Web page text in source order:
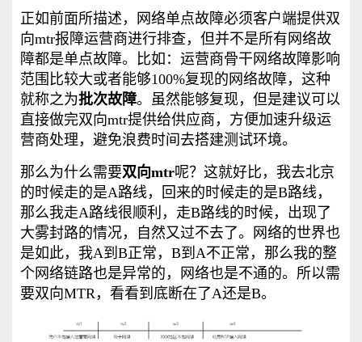
正如前面所描述，网络单点故障必须客户端提供双
向mtr报障运营商进行排查，但并不是所有网络故
障都是单点故障。比如：运营商骨干网络故障影响
范围比较大或者能够100%复现的网络故障，这种
就称之为批次故障。虽然能够复现，但是建议可以
直接做完双向mtr提供给供应商，方便加速升级运
营商处理，避免浪费时间去搭建测试环境。
那么为什么需要双向mtr呢？这就好比，我去北京
的时候走的是A路线，回来的时候走的是B路线，
那么我走A路线很顺利，走B路线的时候，出现了
大雾封路的情况，自然又过不去了。网络的世界也
是如此，我A到B正常，B到A不正常，那么我的整
个网络链路也是异常的，网络也是不通的。所以需
要双向MTR，看看到底断在了A还是B。